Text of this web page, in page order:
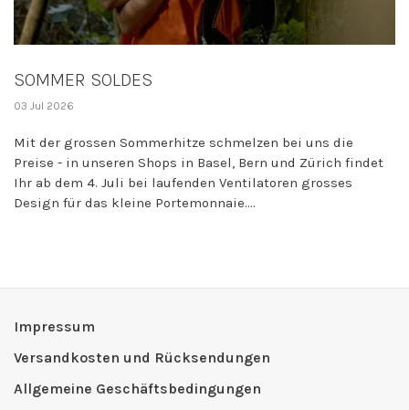
SOMMER SOLDES
03 Jul 2026
Mit der grossen Sommerhitze schmelzen bei uns die
Preise - in unseren Shops in Basel, Bern und Zürich findet
Ihr ab dem 4. Juli bei laufenden Ventilatoren grosses
Design für das kleine Portemonnaie....
Impressum
Versandkosten und Rücksendungen
Allgemeine Geschäftsbedingungen